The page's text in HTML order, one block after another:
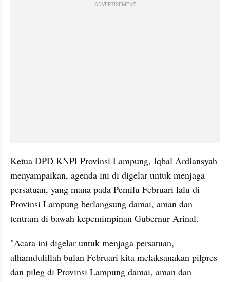
ADVERTISEMENT
Ketua DPD KNPI Provinsi Lampung, Iqbal Ardiansyah
menyampaikan, agenda ini di digelar untuk menjaga
persatuan, yang mana pada Pemilu Februari lalu di
Provinsi Lampung berlangsung damai, aman dan
tentram di bawah kepemimpinan Gubernur Arinal.
"Acara ini digelar untuk menjaga persatuan,
alhamdulillah bulan Februari kita melaksanakan pilpres
dan pileg di Provinsi Lampung damai, aman dan